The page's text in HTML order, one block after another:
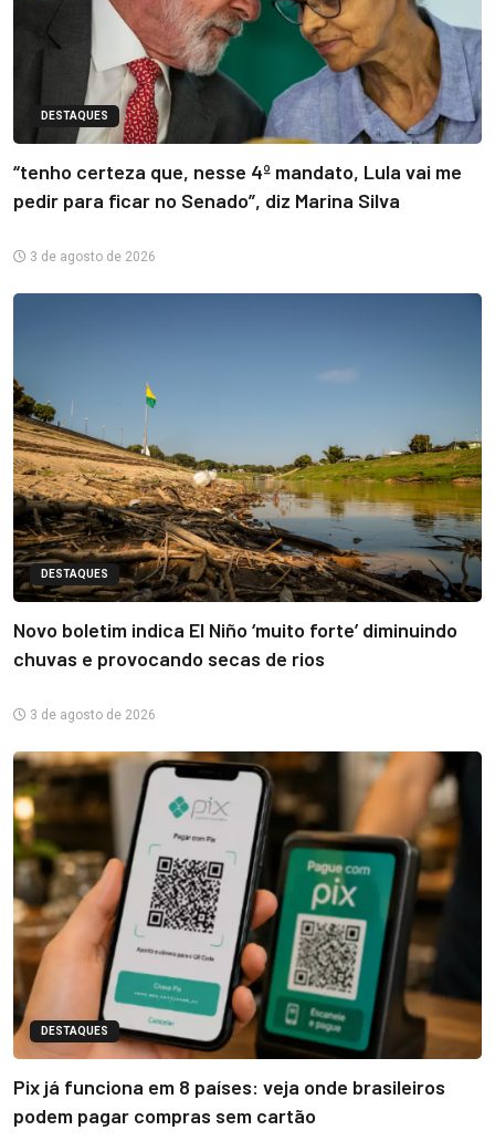
DESTAQUES
“tenho certeza que, nesse 4º mandato, Lula vai me
pedir para ficar no Senado”, diz Marina Silva
3 de agosto de 2026
DESTAQUES
Novo boletim indica El Niño ‘muito forte’ diminuindo
chuvas e provocando secas de rios
3 de agosto de 2026
DESTAQUES
Pix já funciona em 8 países: veja onde brasileiros
podem pagar compras sem cartão